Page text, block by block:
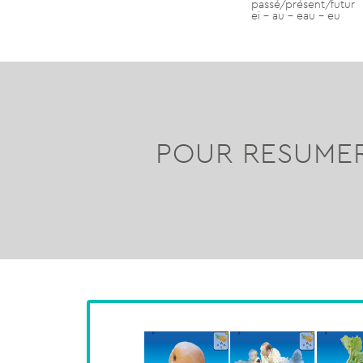
passé/présent/futur
ei – au – eau – eu
POUR